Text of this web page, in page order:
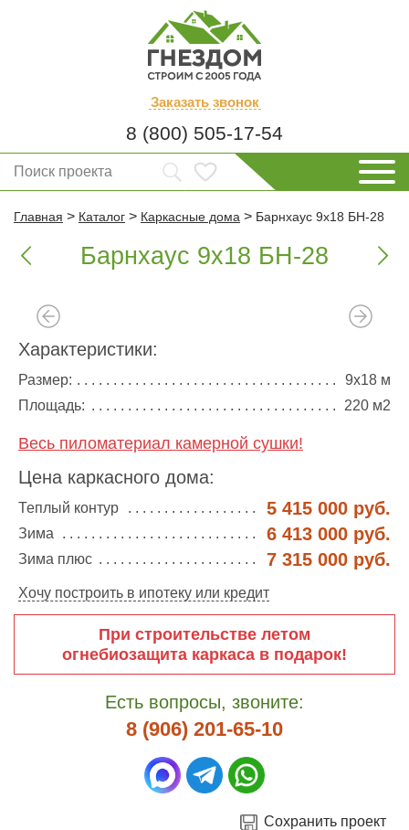
Заказать звонок
8 (800) 505-17-54
Главная > Каталог > Каркасные дома > Барнхаус 9х18 БН-28
 Барнхаус 9х18 БН-28 
Характеристики:
Размер:
9х18 м
Площадь:
220 м2
Весь пиломатериал камерной сушки!
Цена каркасного дома:
Теплый контур 5 415 000 руб.
Зима 6 413 000 руб.
Зима плюс 7 315 000 руб.
Хочу построить в ипотеку или кредит
При строительстве летом
огнебиозащита каркаса в подарок!
Есть вопросы, звоните:
8 (906) 201-65-10
Сохранить проект